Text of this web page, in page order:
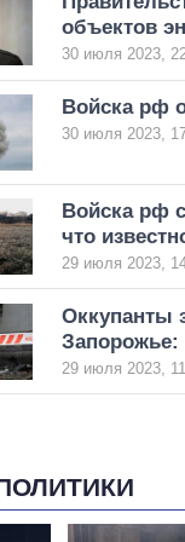
объектов
30 июля 2023,
Войска рф
30 июля 2023,
Войска рф
что
29 июля 2023,
Оккупанты
Запорожье:
29 июля 2023,